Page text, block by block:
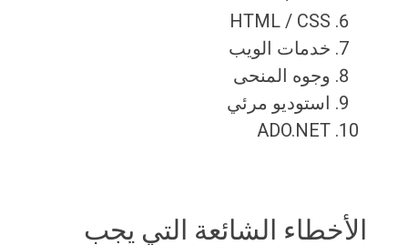
HTML / CSS
خدمات الويب
وجوه المنحى
استوديو مرئي
ADO.NET
الأخطاء الشائعة التي يجب